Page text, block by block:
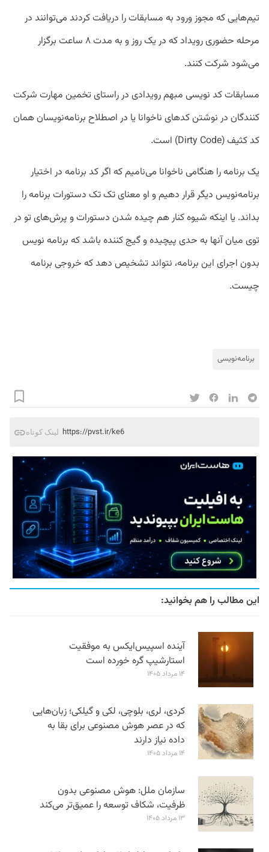
تیم‌هایی که مجوز ورود به مسابقات را دریافت کردند می‌توانند در
مرحله حضوری رویداد که در یک روز و به مدت ۸ ساعت برگزار
می‌شود شرکت کنند.
مسابقات کد نویسی مبهم رویدادی در راستای تخمین مهارت شرکت
کنندگان در نوشتن کدهای ناخوانا یا در اصطلاح برنامه‌نویسان همان
کد کثیف (Dirty Code) است.
یک برنامه را هنگامی ناخوانا می‌نامیم که اگر کد برنامه در اختیار
برنامه‌نویس دیگر قرار دهیم و او معنای تک تک دستورات برنامه را
بداند. یا اینکه شیوه کنار هم چیده شدن دستورات و پرش‌های تو در
توی میان آنها به حدی پیچیده و گیج کننده باشد که برنامه نویس
بدون اجرای این برنامه، نتواند تشخیص دهد که خروجی برنامه
چیست.
برنامه‌نویسی
لینک کوتاه https://pvst.ir/ke6
این مطالب را هم بخوانید:
آینده اسپیس‌ایکس به موفقیت
استارشیپ گره خورده است
۱۴ مرداد ۱۴۰۵
کردی، لری، بلوچی، لکی و گیلکی؛ زبان‌هایی
که در عصر هوش مصنوعی برای بقا به
داده نیاز دارند
۱۴ مرداد ۱۴۰۵
سازمان ملل: هوش مصنوعی بدون
ظرفیت، شکاف توسعه را عمیق‌تر می‌کند
۱۳ مرداد ۱۴۰۵